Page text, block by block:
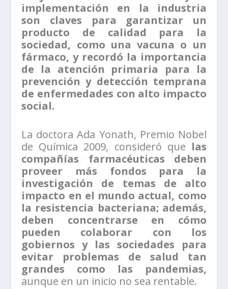
implementación en la industria
son claves para garantizar un
producto de calidad para la
sociedad, como una vacuna o un
fármaco, y recordó la importancia
de la atención primaria para la
prevención y detección temprana
de enfermedades con alto impacto
social.
La doctora Ada Yonath, Premio Nobel
de Química 2009, consideró que las
compañías farmacéuticas deben
proveer más fondos para la
investigación de temas de alto
impacto en el mundo actual, como
la resistencia bacteriana; además,
deben concentrarse en cómo
pueden colaborar con los
gobiernos y las sociedades para
evitar problemas de salud tan
grandes como las pandemias,
aunque en un inicio no sea rentable.